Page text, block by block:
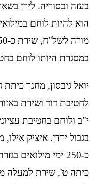
הוא להיות לוחם
במסגרת היותו לוחם
יואל גיבסון, מחנך כיתת
לחטיבת דוד ושירת
בגבול ירדן. איציק
כ-250 ימי